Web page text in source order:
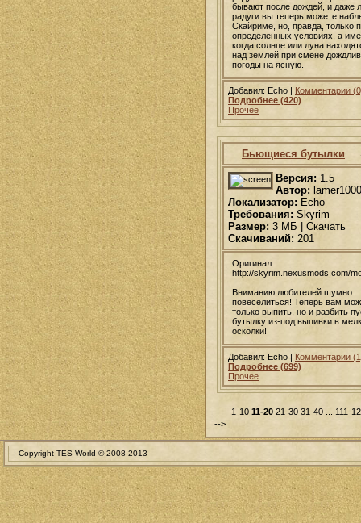
бывают после дождей, и даже
радуги вы теперь можете
Скайриме, но, правда, только
определенных условиях, а
когда солнце или луна
над землей при смене
погоды на ясную.
Добавил: Echo | Комментарии
Подробнее (420)
Прочее
Бьющиеся бутылки
Версия: 1.5
Автор: lamer1000
Локализатор: Echo
Требования: Skyrim
Размер: 3 МБ | Скачать
Скачиваний: 201
Оригинал:
http://skyrim.nexusmods.com/
Вниманию любителей шумно
повеселиться! Теперь вам
только выпить, но и разбить
бутылку из-под выпивки в
осколки!
Добавил: Echo | Комментарии
Подробнее (699)
Прочее
1-10 11-20 21-30 31-40
111-
-->
Copyright TES-World © 2008-2013